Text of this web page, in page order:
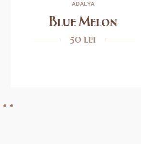
ADALYA
Blue Melon
50 lei